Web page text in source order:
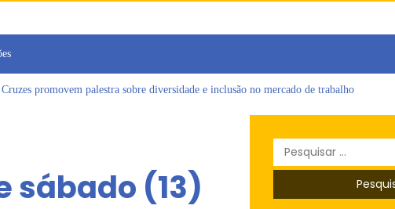
promovem palestra sobre diversidade e inclusão no mercado de trabalho
de Conhecimento em Bem-Estar Animal no Parque dos Ipês
Arujá não registra casos de sarampo há 6 anos
no Legislativo com participação em Sessão Simulada
sábado (13)
Pesquisar
por: